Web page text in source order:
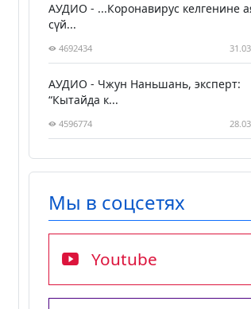
АУДИО - ...Коронавирус келгенине
сүй...
4692434
АУДИО - Чжун Наньшань, эксперт:
“Кытайда к...
4596774
Мы в соцсетях
Youtube